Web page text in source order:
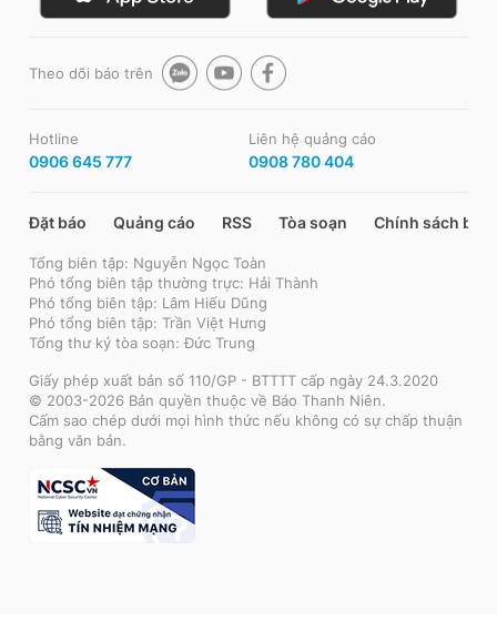
Theo dõi báo trên
Hotline
0906 645 777
Liên hệ quảng cáo
0908 780 404
Đặt báo Quảng cáo RSS Tòa soạn Chính sách bảo
Tổng biên tập: Nguyễn Ngọc Toàn
Phó tổng biên tập thường trực: Hải Thành
Phó tổng biên tập: Lâm Hiếu Dũng
Phó tổng biên tập: Trần Việt Hưng
Tổng thư ký tòa soạn: Đức Trung
Giấy phép xuất bản số 110/GP - BTTTT cấp ngày 24.3.2020
© 2003-2026 Bản quyền thuộc về Báo Thanh Niên.
Cấm sao chép dưới mọi hình thức nếu không có sự chấp thuận
bằng văn bản.